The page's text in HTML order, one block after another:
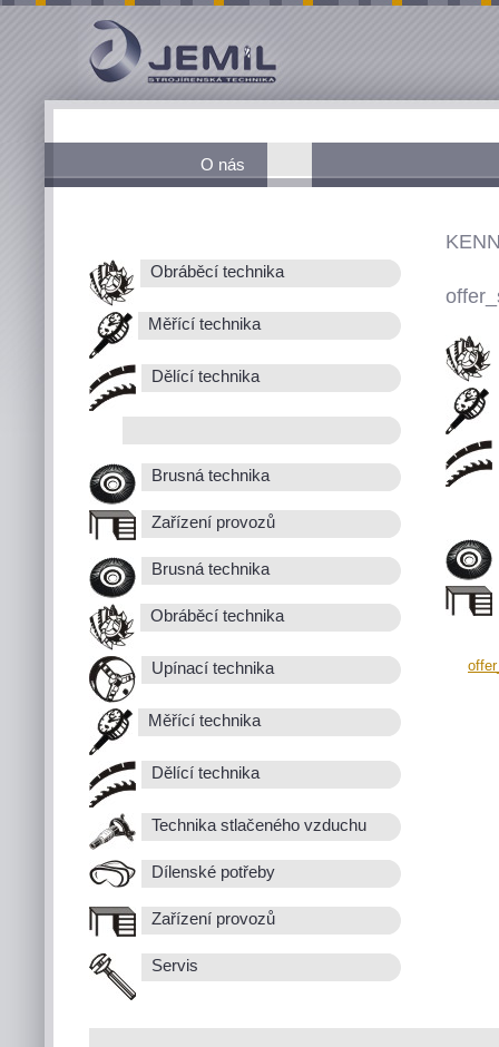
O nás
Obráběcí technika
Měřící technika
Dělící technika
Brusná technika
Zařízení provozů
Brusná technika
Obráběcí technika
Upínací technika
Měřící technika
Dělící technika
Technika stlačeného vzduchu
Dílenské potřeby
Zařízení provozů
Servis